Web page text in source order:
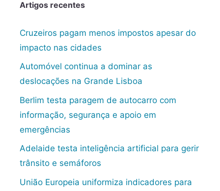
Artigos recentes
Cruzeiros pagam menos impostos apesar do
impacto nas cidades
Automóvel continua a dominar as
deslocações na Grande Lisboa
Berlim testa paragem de autocarro com
informação, segurança e apoio em
emergências
Adelaide testa inteligência artificial para gerir
trânsito e semáforos
União Europeia uniformiza indicadores para